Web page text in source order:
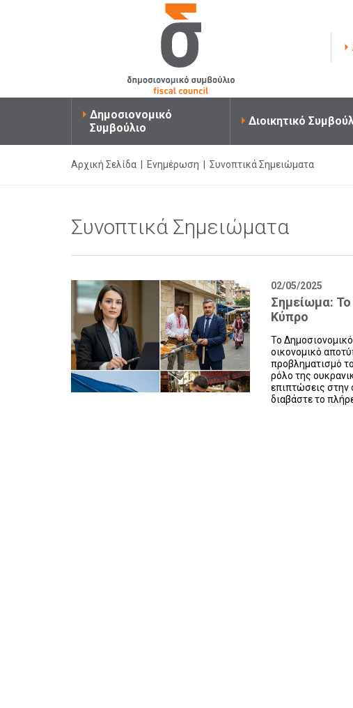
Δημοσιονομικό
Συμβούλιο
Διοικητικό
Αρχική Σελίδα Ενημέρωση Συνοπτικά Σημειώματα
Συνοπτικά Σημειώματα
02/05/2025
Σημείωμα:
Κύπρο
Το
οικονομικό
προβληματισμό
ρόλο της
επιπτώσεις στην
διαβάστε το